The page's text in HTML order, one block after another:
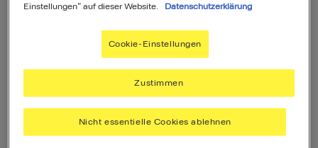
Hauptspeise Fleisch Low Carb
Einstellungen" auf dieser Website.
Datenschutzerklärung
Cookie-Einstellungen
Nicht essentielle Cookies ablehnen
Zustimmen